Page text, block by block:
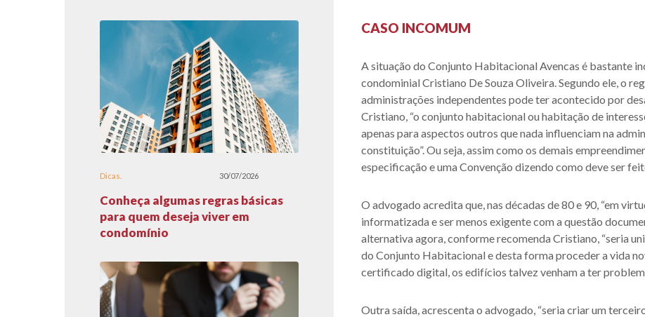
CASO INCOMUM
A situação do Conjunto Habitacional Avencas é bastante
condominial Cristiano De Souza Oliveira. Segundo ele, o
administrações independentes pode ter acontecido por
Cristiano, “o conjunto habitacional ou habitação de
apenas para aspectos outros que nada influenciam na
constituição”. Ou seja, assim como os demais
especificação e uma Convenção dizendo como deve ser
O advogado acredita que, nas décadas de 80 e 90, “em
informatizada e ser menos exigente com a questão
alternativa agora, conforme recomenda Cristiano, “seria
do Conjunto Habitacional e desta forma proceder a vida
certificado digital, os edifícios talvez venham a ter
Outra saída, acrescenta o advogado, “seria criar um
Dicas 30/07/2026
Conheça algumas regras básicas
para quem deseja viver em
condomínio